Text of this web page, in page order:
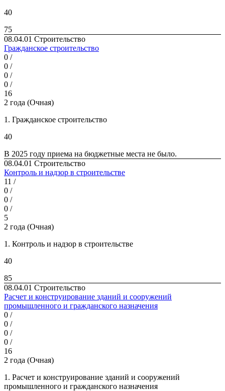
40
75
08.04.01 Строительство
Гражданское строительство
0 /
0 /
0 /
0 /
16
2 года (Очная)
1. Гражданское строительство
40
В 2025 году приема на бюд­жетные места не было.
08.04.01 Строительство
Контроль и надзор в строительстве
11 /
0 /
0 /
0 /
5
2 года (Очная)
1. Контроль и надзор в строительстве
40
85
08.04.01 Строительство
Расчет и конструирование зданий и сооружений
промышленного и гражданского назначения
0 /
0 /
0 /
0 /
16
2 года (Очная)
1. Расчет и конструирование зданий и сооружений
промышленного и гражданского назначения